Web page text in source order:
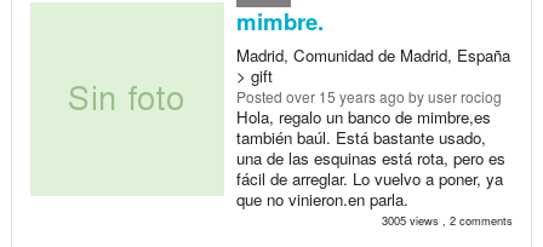
mimbre.
Madrid, Comunidad de Madrid, España
> gift
Posted over 15 years ago by user rociog
Hola, regalo un banco de mimbre,es
también baúl. Está bastante usado,
una de las esquinas está rota, pero es
fácil de arreglar. Lo vuelvo a poner, ya
que no vinieron.en parla.
3005 views , 2 comments